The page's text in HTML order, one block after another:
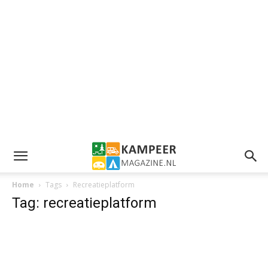
Home Tags Recreatieplatform
Tag: recreatieplatform